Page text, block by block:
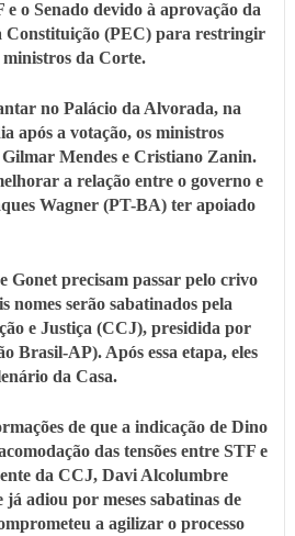
o Senado devido à aprovação da
Constituição (PEC) para restringir
da Corte.
no Palácio da Alvorada, na
após a votação, os ministros
Mendes e Cristiano Zanin.
a relação entre o governo e
Wagner (PT-BA) ter apoiado
Gonet precisam passar pelo crivo
nomes serão sabatinados pela
e Justiça (CCJ), presidida por
Brasil-AP). Após essa etapa, eles
da Casa.
de que a indicação de Dino
das tensões entre STF e
da CCJ, Davi Alcolumbre
adiou por meses sabatinas de
a agilizar o processo